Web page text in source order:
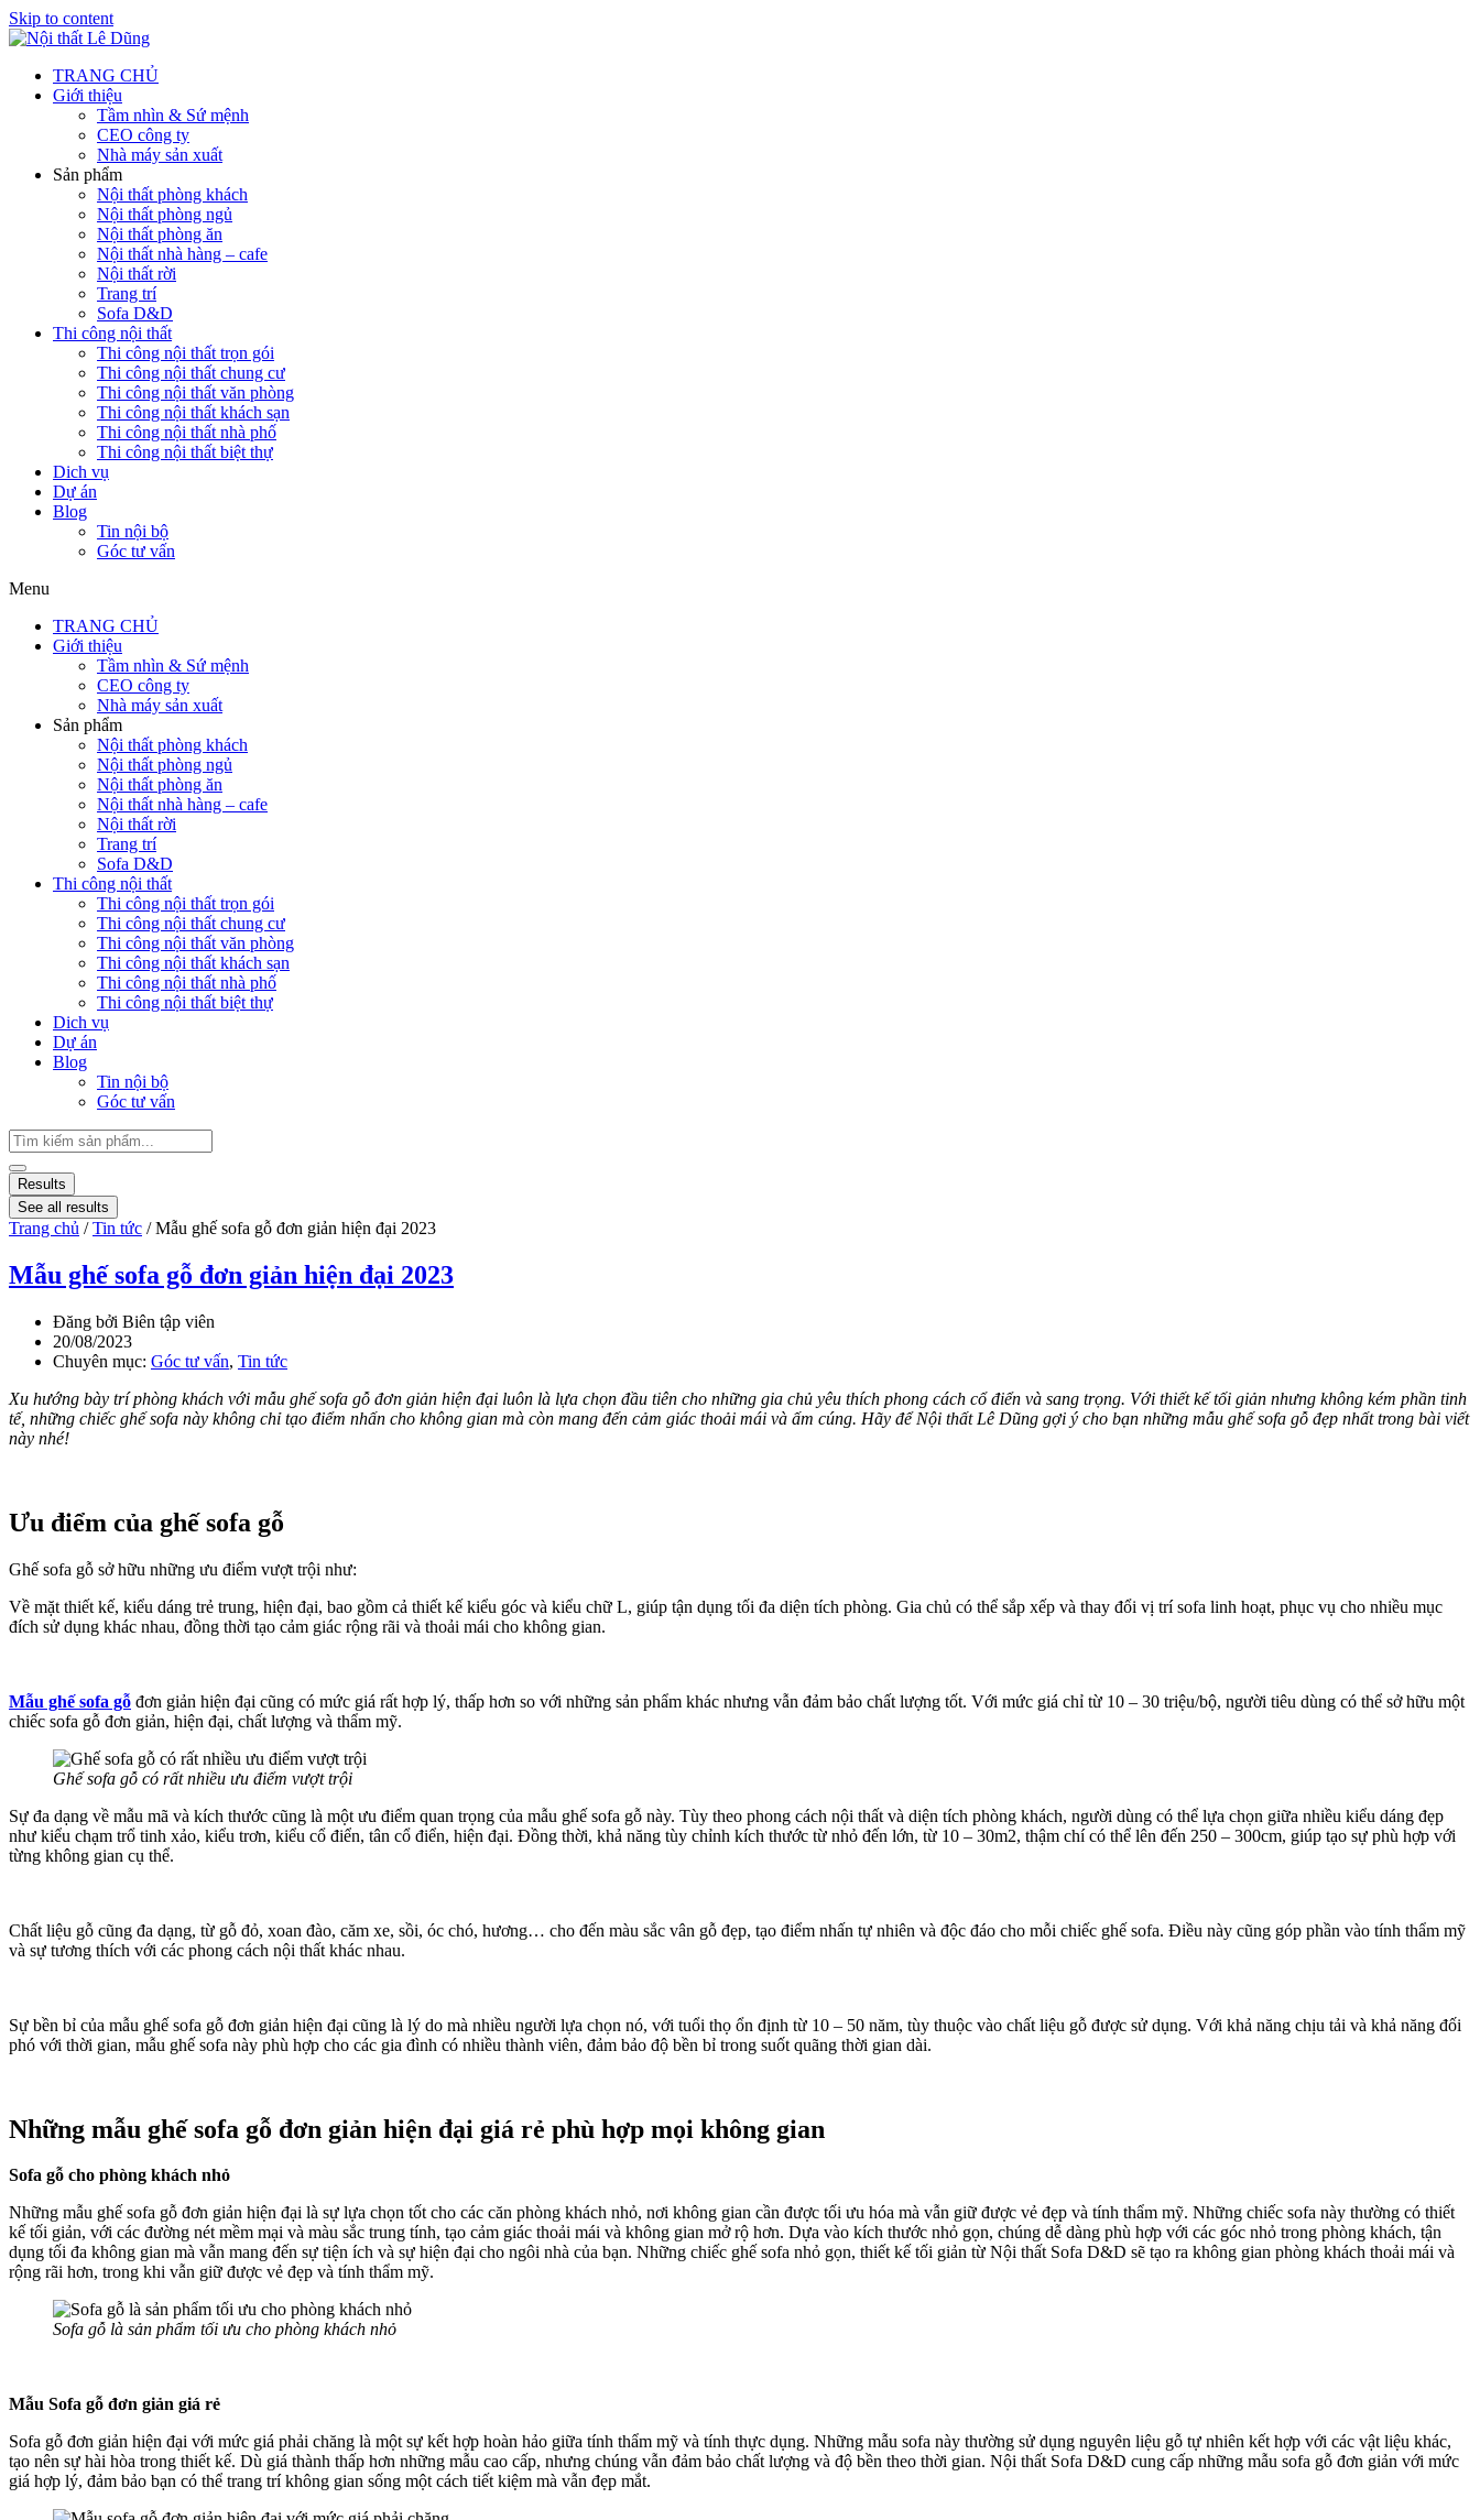
Skip to content
TRANG CHỦ
Giới thiệu
Tầm nhìn & Sứ mệnh
CEO công ty
Nhà máy sản xuất
Sản phẩm
Nội thất phòng khách
Nội thất phòng ngủ
Nội thất phòng ăn
Nội thất nhà hàng – cafe
Nội thất rời
Trang trí
Sofa D&D
Thi công nội thất
Thi công nội thất trọn gói
Thi công nội thất chung cư
Thi công nội thất văn phòng
Thi công nội thất khách sạn
Thi công nội thất nhà phố
Thi công nội thất biệt thự
Dich vụ
Dự án
Blog
Tin nội bộ
Góc tư vấn
Menu
TRANG CHỦ
Giới thiệu
Tầm nhìn & Sứ mệnh
CEO công ty
Nhà máy sản xuất
Sản phẩm
Nội thất phòng khách
Nội thất phòng ngủ
Nội thất phòng ăn
Nội thất nhà hàng – cafe
Nội thất rời
Trang trí
Sofa D&D
Thi công nội thất
Thi công nội thất trọn gói
Thi công nội thất chung cư
Thi công nội thất văn phòng
Thi công nội thất khách sạn
Thi công nội thất nhà phố
Thi công nội thất biệt thự
Dich vụ
Dự án
Blog
Tin nội bộ
Góc tư vấn
Results
See all results
Trang chủ /Tin tức / Mẫu ghế sofa gỗ đơn giản hiện đại 2023
Mẫu ghế sofa gỗ đơn giản hiện đại 2023
Đăng bởi Biên tập viên
20/08/2023
Chuyên mục: Góc tư vấn, Tin tức
Xu hướng bày trí phòng khách với mẫu ghế sofa gỗ đơn giản hiện đại luôn là lựa chọn đầu tiên cho những gia chủ yêu thích phong cách cổ điển và sang trọng. Với thiết kế tối giản nhưng không kém phần tinh
tế, những chiếc ghế sofa này không chỉ tạo điểm nhấn cho không gian mà còn mang đến cảm giác thoải mái và ấm cúng. Hãy để Nội thất Lê Dũng gợi ý cho bạn những mẫu ghế sofa gỗ đẹp nhất trong bài viết
này nhé!
Ưu điểm của ghế sofa gỗ
Ghế sofa gỗ sở hữu những ưu điểm vượt trội như:
Về mặt thiết kế, kiểu dáng trẻ trung, hiện đại, bao gồm cả thiết kế kiểu góc và kiểu chữ L, giúp tận dụng tối đa diện tích phòng. Gia chủ có thể sắp xếp và thay đổi vị trí sofa linh hoạt, phục vụ cho nhiều mục
đích sử dụng khác nhau, đồng thời tạo cảm giác rộng rãi và thoải mái cho không gian.
Mẫu ghế sofa gỗ đơn giản hiện đại cũng có mức giá rất hợp lý, thấp hơn so với những sản phẩm khác nhưng vẫn đảm bảo chất lượng tốt. Với mức giá chỉ từ 10 – 30 triệu/bộ, người tiêu dùng có thể sở hữu một
chiếc sofa gỗ đơn giản, hiện đại, chất lượng và thẩm mỹ.
Ghế sofa gỗ có rất nhiều ưu điểm vượt trội
Sự đa dạng về mẫu mã và kích thước cũng là một ưu điểm quan trọng của mẫu ghế sofa gỗ này. Tùy theo phong cách nội thất và diện tích phòng khách, người dùng có thể lựa chọn giữa nhiều kiểu dáng đẹp
như kiểu chạm trổ tinh xảo, kiểu trơn, kiểu cổ điển, tân cổ điển, hiện đại. Đồng thời, khả năng tùy chỉnh kích thước từ nhỏ đến lớn, từ 10 – 30m2, thậm chí có thể lên đến 250 – 300cm, giúp tạo sự phù hợp với
từng không gian cụ thể.
Chất liệu gỗ cũng đa dạng, từ gỗ đỏ, xoan đào, căm xe, sồi, óc chó, hương… cho đến màu sắc vân gỗ đẹp, tạo điểm nhấn tự nhiên và độc đáo cho mỗi chiếc ghế sofa. Điều này cũng góp phần vào tính thẩm mỹ
và sự tương thích với các phong cách nội thất khác nhau.
Sự bền bỉ của mẫu ghế sofa gỗ đơn giản hiện đại cũng là lý do mà nhiều người lựa chọn nó, với tuổi thọ ổn định từ 10 – 50 năm, tùy thuộc vào chất liệu gỗ được sử dụng. Với khả năng chịu tải và khả năng đối
phó với thời gian, mẫu ghế sofa này phù hợp cho các gia đình có nhiều thành viên, đảm bảo độ bền bỉ trong suốt quãng thời gian dài.
Những mẫu ghế sofa gỗ đơn giản hiện đại giá rẻ phù hợp mọi không gian
Sofa gỗ cho phòng khách nhỏ
Những mẫu ghế sofa gỗ đơn giản hiện đại là sự lựa chọn tốt cho các căn phòng khách nhỏ, nơi không gian cần được tối ưu hóa mà vẫn giữ được vẻ đẹp và tính thẩm mỹ. Những chiếc sofa này thường có thiết
kế tối giản, với các đường nét mềm mại và màu sắc trung tính, tạo cảm giác thoải mái và không gian mở rộ hơn. Dựa vào kích thước nhỏ gọn, chúng dễ dàng phù hợp với các góc nhỏ trong phòng khách, tận
dụng tối đa không gian mà vẫn mang đến sự tiện ích và sự hiện đại cho ngôi nhà của bạn. Những chiếc ghế sofa nhỏ gọn, thiết kế tối giản từ Nội thất Sofa D&D sẽ tạo ra không gian phòng khách thoải mái và
rộng rãi hơn, trong khi vẫn giữ được vẻ đẹp và tính thẩm mỹ.
Sofa gỗ là sản phẩm tối ưu cho phòng khách nhỏ
Mẫu Sofa gỗ đơn giản giá rẻ
Sofa gỗ đơn giản hiện đại với mức giá phải chăng là một sự kết hợp hoàn hảo giữa tính thẩm mỹ và tính thực dụng. Những mẫu sofa này thường sử dụng nguyên liệu gỗ tự nhiên kết hợp với các vật liệu khác,
tạo nên sự hài hòa trong thiết kế. Dù giá thành thấp hơn những mẫu cao cấp, nhưng chúng vẫn đảm bảo chất lượng và độ bền theo thời gian. Nội thất Sofa D&D cung cấp những mẫu sofa gỗ đơn giản với mức
giá hợp lý, đảm bảo bạn có thể trang trí không gian sống một cách tiết kiệm mà vẫn đẹp mắt.